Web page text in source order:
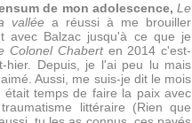
de mon adolescence, Le
valléea réussi à me brouiller
avec Balzac jusqu'à ce que je
Colonel Chaberten 2014 c'est-
hier. Depuis, je l'ai peu lu mais
Aussi, me suis-je dit le mois
était temps de faire la paix avec
littéraire (Rien que